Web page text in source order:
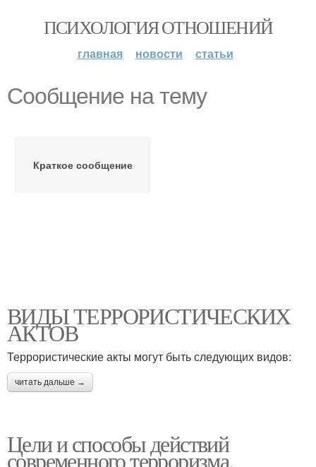
ПСИХОЛОГИЯ ОТНОШЕНИЙ
главная новости статьи
Сообщение на тему
Краткое сообщение
ВИДЫ ТЕРРОРИСТИЧЕСКИХ
АКТОВ
Террористические акты могут быть следующих видов:
читать дальше →
Цели и способы действий
современного терроризма.